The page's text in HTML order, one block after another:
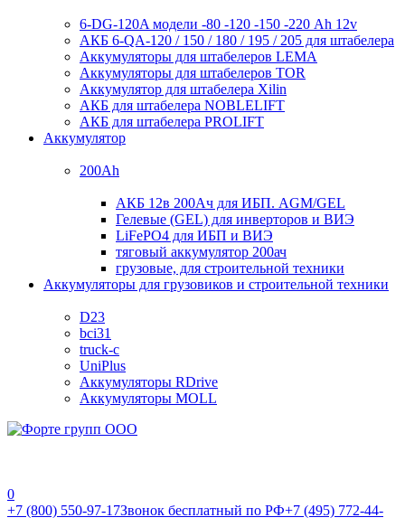
6-DG-120A модели -80 -120 -150 -220 Ah 12v
АКБ 6-QA-120 / 150 / 180 / 195 / 205 для штабелера
Аккумуляторы для штабелеров LEMA
Аккумуляторы для штабелеров TOR
Аккумулятор для штабелера Xilin
АКБ для штабелера NOBLELIFT
АКБ для штабелера PROLIFT
Аккумулятор
200Ah
АКБ 12в 200Ач для ИБП. AGM/GEL
Гелевые (GEL) для инверторов и ВИЭ
LiFePO4 для ИБП и ВИЭ
тяговый аккумулятор 200ач
грузовые, для строительной техники
Аккумуляторы для грузовиков и строительной техники
D23
bci31
truck-c
UniPlus
Аккумуляторы RDrive
Аккумуляторы MOLL
0
+7 (800) 550-97-17Звонок бесплатный по РФ+7 (495) 772-44-